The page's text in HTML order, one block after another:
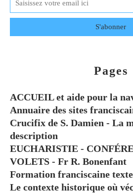
Pages
ACCUEIL et aide pour la
Annuaire des sites
Crucifix de S. Damien - La
description
EUCHARISTIE -
VOLETS - Fr R. Bonenfant
Formation franciscaine
Le contexte historique où